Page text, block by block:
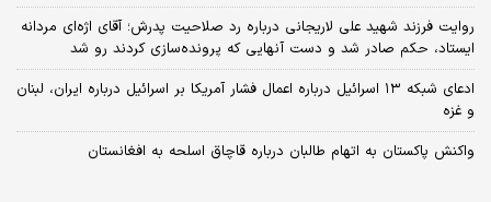
روایت فرزند شهید علی لاریجانی درباره رد صلاحیت پدرش؛ آقای اژه‌ای مردانه
ایستاد، حکم صادر شد و دست آنهایی که پرونده‌سازی کردند رو شد
ادعای شبکه ۱۳ اسرائیل درباره اعمال فشار آمریکا بر اسرائیل درباره ایران، لبنان
و غزه
واکنش پاکستان به اتهام طالبان درباره قاچاق اسلحه به افغانستان